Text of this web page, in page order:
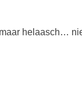
helaasch…